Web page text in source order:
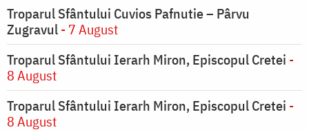
Troparul Sfântului Cuvios Pafnutie – Pârvu
Zugravul- 7 August
Troparul Sfântului Ierarh Miron, Episcopul Cretei -
8 August
Troparul Sfântului Ierarh Miron, Episcopul Cretei -
8 August